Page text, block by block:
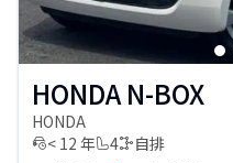
HONDA N-BOX
HONDA
< 12 年
4 自排
含 1 保險